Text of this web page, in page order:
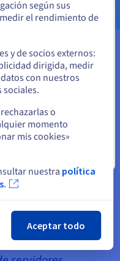
los equipos
su parte, permite
esta manera, es
dentro de
por la
nodos
.
de caché
al guardar
resultados de las
según sus
el rendimiento de
y de socios externos:
dirigida, medir
con nuestros
sociales.
o
momento
mis cookies»
nuestra política
Aceptar todo